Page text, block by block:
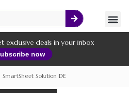
exclusive deals in your inbox
now
SmartSheet Solution DE